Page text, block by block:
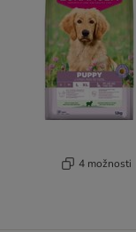
4 možnosti